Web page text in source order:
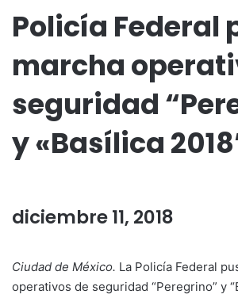
Policía Federal
marcha
seguridad
y «Basílica
diciembre 11, 2018
Ciudad de México. La Policía Federal
operativos de seguridad “Peregrino” y